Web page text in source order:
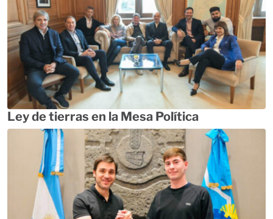
Ley de tierras en la Mesa Política